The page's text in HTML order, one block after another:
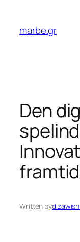
content
marbe.gr
Den
Written by